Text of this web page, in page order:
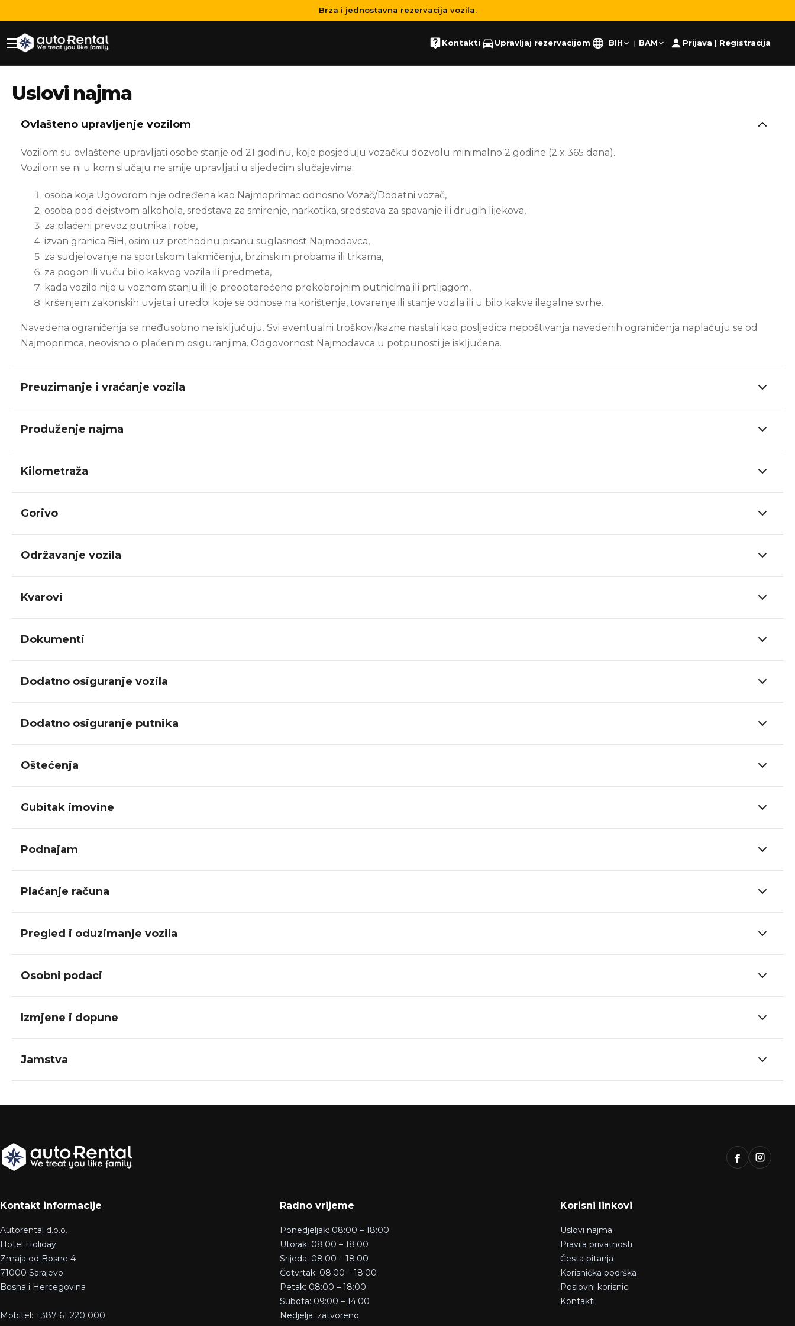
Brza i jednostavna rezervacija vozila.
Kontakti Upravljaj rezervacijom BIH | BAM Prijava | Registracija
Uslovi najma
Ovlašteno upravljenje vozilom
Vozilom su ovlaštene upravljati osobe starije od 21 godinu, koje posjeduju vozačku dozvolu minimalno 2 godine (2 x 365 dana).
Vozilom se ni u kom slučaju ne smije upravljati u sljedećim slučajevima:
osoba koja Ugovorom nije određena kao Najmoprimac odnosno Vozač/Dodatni vozač,
osoba pod dejstvom alkohola, sredstava za smirenje, narkotika, sredstava za spavanje ili drugih lijekova,
za plaćeni prevoz putnika i robe,
izvan granica BiH, osim uz prethodnu pisanu suglasnost Najmodavca,
za sudjelovanje na sportskom takmičenju, brzinskim probama ili trkama,
za pogon ili vuču bilo kakvog vozila ili predmeta,
kada vozilo nije u voznom stanju ili je preopterećeno prekobrojnim putnicima ili prtljagom,
kršenjem zakonskih uvjeta i uredbi koje se odnose na korištenje, tovarenje ili stanje vozila ili u bilo kakve ilegalne svrhe.
Navedena ograničenja se međusobno ne isključuju. Svi eventualni troškovi/kazne nastali kao posljedica nepoštivanja navedenih ograničenja naplaćuju se od
Najmoprimca, neovisno o plaćenim osiguranjima. Odgovornost Najmodavca u potpunosti je isključena.
Preuzimanje i vraćanje vozila
Produženje najma
Kilometraža
Gorivo
Održavanje vozila
Kvarovi
Dokumenti
Dodatno osiguranje vozila
Dodatno osiguranje putnika
Oštećenja
Gubitak imovine
Podnajam
Plaćanje računa
Pregled i oduzimanje vozila
Osobni podaci
Izmjene i dopune
Jamstva
Kontakt informacije
Autorental d.o.o.
Hotel Holiday
Zmaja od Bosne 4
71000 Sarajevo
Bosna i Hercegovina
Mobitel: +387 61 220 000
Radno vrijeme
Ponedjeljak: 08:00 – 18:00
Utorak: 08:00 – 18:00
Srijeda: 08:00 – 18:00
Četvrtak: 08:00 – 18:00
Petak: 08:00 – 18:00
Subota: 09:00 – 14:00
Nedjelja: zatvoreno
Korisni linkovi
Uslovi najma
Pravila privatnosti
Česta pitanja
Korisnička podrška
Poslovni korisnici
Kontakti